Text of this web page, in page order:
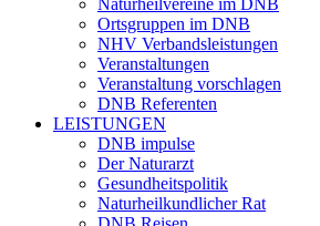
Naturheilvereine im DNB
Ortsgruppen im DNB
NHV Verbandsleistungen
Veranstaltungen
Veranstaltung vorschlagen
DNB Referenten
LEISTUNGEN
DNB impulse
Der Naturarzt
Gesundheitspolitik
Naturheilkundlicher Rat